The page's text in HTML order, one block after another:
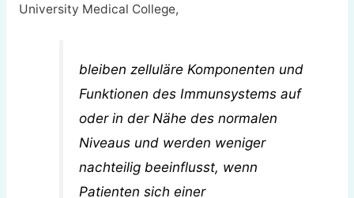
University Medical College,
bleiben zelluläre Komponenten und
Funktionen des Immunsystems auf
oder in der Nähe des normalen
Niveaus und werden weniger
nachteilig beeinflusst, wenn
Patienten sich einer